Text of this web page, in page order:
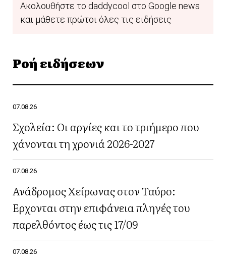
Ακολουθήστε το daddycool στο Google news
και μάθετε πρώτοι όλες τις ειδήσεις
Ροή ειδήσεων
07.08.26
Σχολεία: Οι αργίες και το τριήμερο που
χάνονται τη χρονιά 2026-2027
07.08.26
Ανάδρομος Χείρωνας στον Ταύρο:
Έρχονται στην επιφάνεια πληγές του
παρελθόντος έως τις 17/09
07.08.26